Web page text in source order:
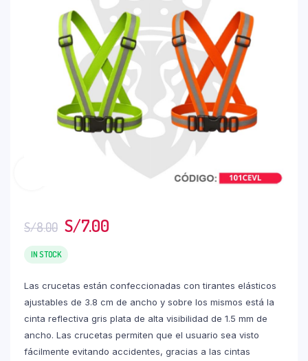
S/8.00 S/7.00
IN STOCK
Las crucetas están confeccionadas con tirantes elásticos
ajustables de 3.8 cm de ancho y sobre los mismos está la
cinta reflectiva gris plata de alta visibilidad de 1.5 mm de
ancho. Las crucetas permiten que el usuario sea visto
fácilmente evitando accidentes, gracias a las cintas